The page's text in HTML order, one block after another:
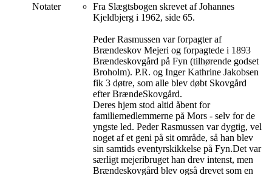
Notater
Fra Slægtsbogen skrevet af Johannes
Kjeldbjerg i 1962, side 65.
Peder Rasmussen var forpagter af
Brændeskov Mejeri og forpagtede i 1893
Brændeskovgård på Fyn (tilhørende godset
Broholm). P.R. og Inger Kathrine Jakobsen
fik 3 døtre, som alle blev døbt Skovgård
efter BrændeSkovgård.
Deres hjem stod altid åbent for
familiemedlemmerne på Mors - selv for de
yngste led. Peder Rasmussen var dygtig, vel
noget af et geni på sit område, så han blev
sin samtids eventyrskikkelse på Fyn.Det var
særligt mejeribruget han drev intenst, men
Brændeskovgård blev også drevet som en